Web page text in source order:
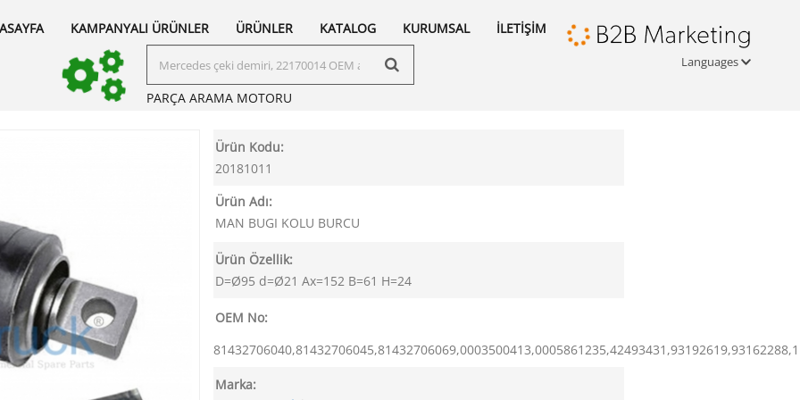
Languages
KAMPANYALI ÜRÜNLER ÜRÜNLER KATALOG KURUMSAL İLETİŞİM
PARÇA ARAMA MOTORU
Ürün Kodu:
20181011
Ürün Adı:
MAN BUGI KOLU BURCU
Ürün Özellik:
D=Ø95 d=Ø21 Ax=152 B=61 H=24
OEM No:
Marka: